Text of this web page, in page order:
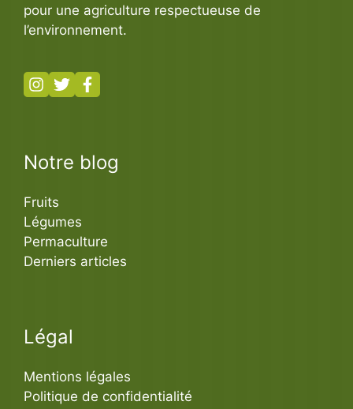
pour une agriculture respectueuse de
l’environnement.
Notre blog
Fruits
Légumes
Permaculture
Derniers articles
Légal
Mentions légales
Politique de confidentialité